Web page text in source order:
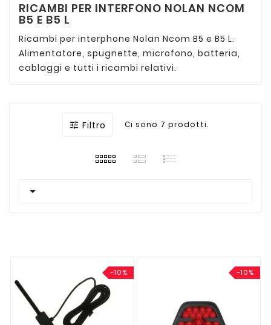
RICAMBI PER INTERFONO NOLAN NCOM
B5 E B5 L
Ricambi per interphone Nolan Ncom B5 e B5 L.
Alimentatore, spugnette, microfono, batteria,
cablaggi e tutti i ricambi relativi.
 Filtro Ci sono 7 prodotti.

-10% -10%